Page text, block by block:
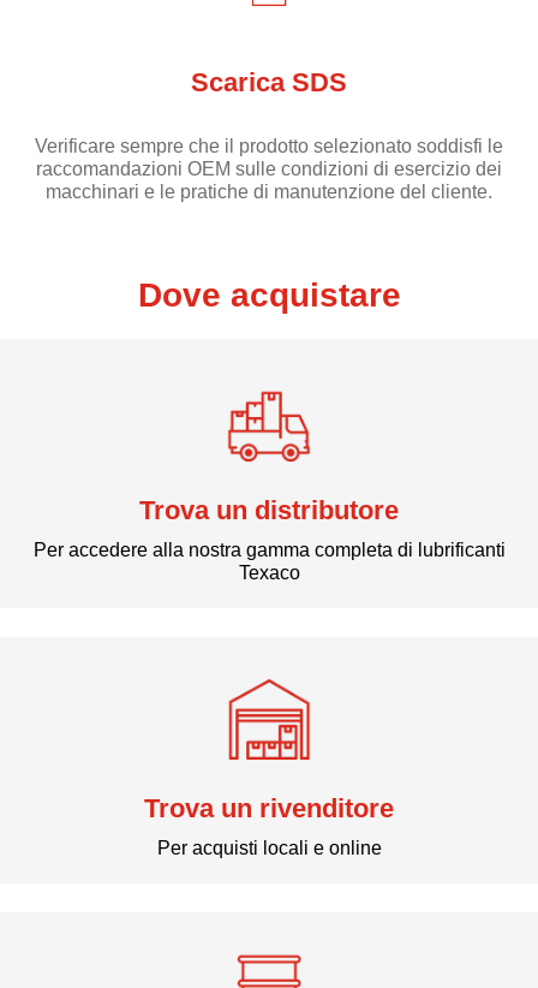
Scarica SDS
Verificare sempre che il prodotto selezionato soddisfi le
raccomandazioni OEM sulle condizioni di esercizio dei
macchinari e le pratiche di manutenzione del cliente.
Dove acquistare
Trova un distributore
Per accedere alla nostra gamma completa di lubrificanti
Texaco
Trova un rivenditore
Per acquisti locali e online